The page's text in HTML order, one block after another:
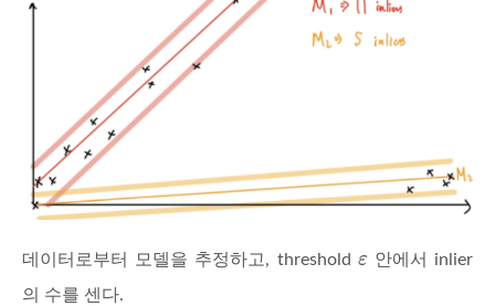
데이터로부터 모델을 추정하고, threshold
안에서 inlier
의 수를 센다.